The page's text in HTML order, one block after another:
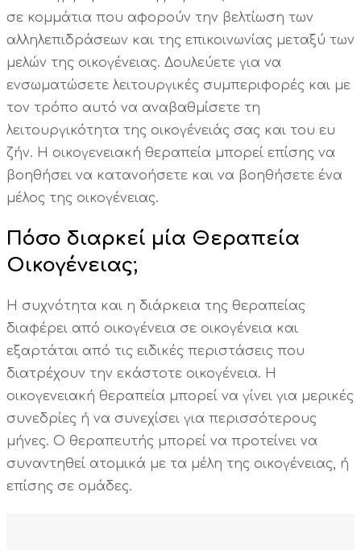
σε κομμάτια που αφορούν την βελτίωση των
αλληλεπιδράσεων και της επικοινωνίας μεταξύ των
μελών της οικογένειας. Δουλεύετε για να
ενσωματώσετε λειτουργικές συμπεριφορές και με
τον τρόπο αυτό να αναβαθμίσετε τη
λειτουργικότητα της οικογένειάς σας και του ευ
ζήν. Η οικογενειακή θεραπεία μπορεί επίσης να
βοηθήσει να κατανοήσετε και να βοηθήσετε ένα
μέλος της οικογένειας.
Πόσο διαρκεί μία Θεραπεία
Οικογένειας;
Η συχνότητα και η διάρκεια της θεραπείας
διαφέρει από οικογένεια σε οικογένεια και
εξαρτάται από τις ειδικές περιστάσεις που
διατρέχουν την εκάστοτε οικογένεια. Η
οικογενειακή θεραπεία μπορεί να γίνει για μερικές
συνεδρίες ή να συνεχίσει για περισσότερους
μήνες. Ο θεραπευτής μπορεί να προτείνει να
συναντηθεί ατομικά με τα μέλη της οικογένειας, ή
επίσης σε ομάδες.